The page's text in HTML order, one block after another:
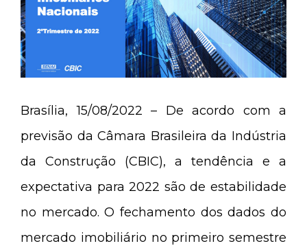
Brasília, 15/08/2022 – De acordo com a
previsão da Câmara Brasileira da Indústria
da Construção (CBIC), a tendência e a
expectativa para 2022 são de estabilidade
no mercado. O fechamento dos dados do
mercado imobiliário no primeiro semestre